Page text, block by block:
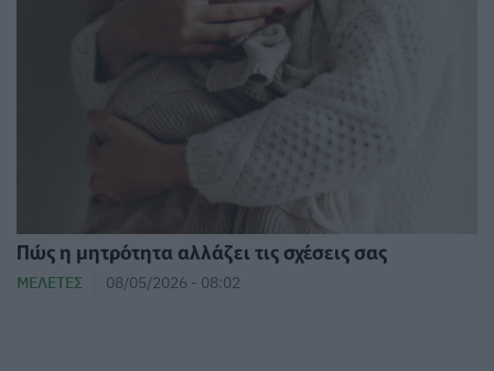
Πώς η μητρότητα αλλάζει τις σχέσεις σας
ΜΕΛΈΤΕΣ 08/05/2026 - 08:02